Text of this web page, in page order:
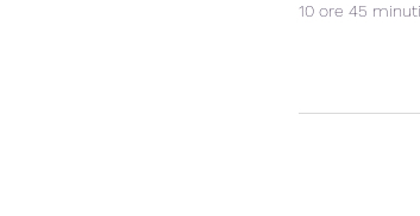
10 ore 45 minuti